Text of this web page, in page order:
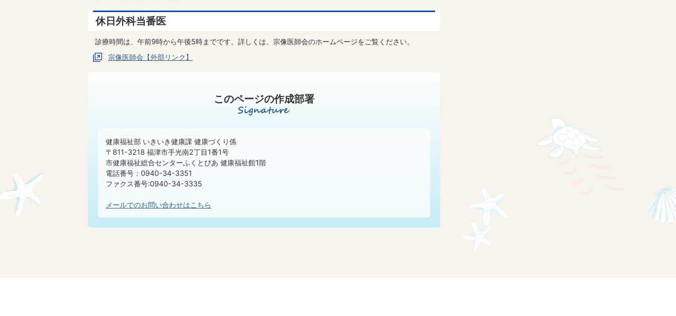
休日外科当番医
診療時間は、午前9時から午後5時までです。詳しくは、宗像医師会のホームページをご覧ください。
宗像医師会【外部リンク】
このページの作成部署
健康福祉部 いきいき健康課 健康づくり係
〒811-3218 福津市手光南2丁目1番1号
市健康福祉総合センターふくとぴあ 健康福祉館1階
電話番号：0940-34-3351
ファクス番号:0940-34-3335
メールでのお問い合わせはこちら